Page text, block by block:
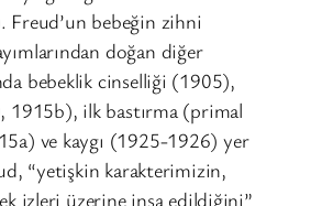
bebeğin zihni
doğan diğer
bebeklik cinselliği (1905),
1915b), ilk bastırma (primal
ve kaygı (1925-1926) yer
“yetişkin karakterimizin,
izleri üzerine inşa edildiğini”